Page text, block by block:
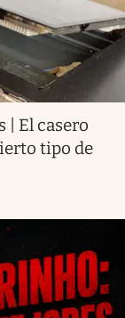
| El casero
tipo de